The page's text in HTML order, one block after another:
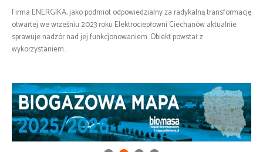
Firma ENERGIKA, jako podmiot odpowiedzialny za radykalną transformację
otwartej we wrześniu 2023 roku Elektrociepłowni Ciechanów aktualnie
sprawuje nadzór nad jej funkcjonowaniem. Obiekt powstał z
wykorzystaniem...